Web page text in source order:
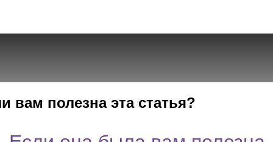
вам полезна эта статья?